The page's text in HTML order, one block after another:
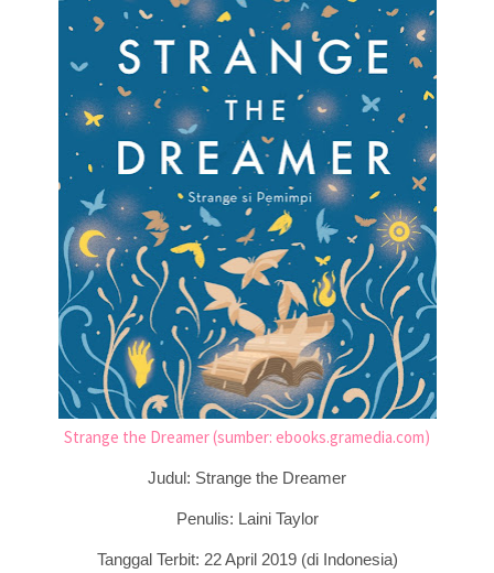
Strange the Dreamer (sumber: ebooks.gramedia.com)
Judul: Strange the Dreamer
Penulis: Laini Taylor
Tanggal Terbit: 22 April 2019 (di Indonesia)